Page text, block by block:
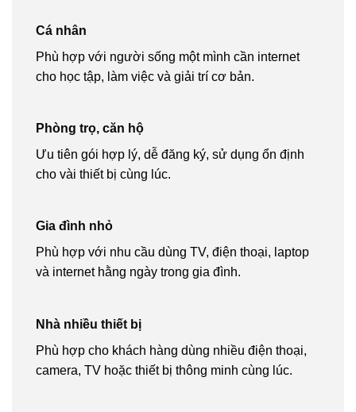
Cá nhân
Phù hợp với người sống một mình cần internet
cho học tập, làm việc và giải trí cơ bản.
Phòng trọ, căn hộ
Ưu tiên gói hợp lý, dễ đăng ký, sử dụng ổn định
cho vài thiết bị cùng lúc.
Gia đình nhỏ
Phù hợp với nhu cầu dùng TV, điện thoại, laptop
và internet hằng ngày trong gia đình.
Nhà nhiều thiết bị
Phù hợp cho khách hàng dùng nhiều điện thoại,
camera, TV hoặc thiết bị thông minh cùng lúc.